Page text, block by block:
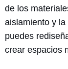
de los
aislamiento y
puedes
crear espacios